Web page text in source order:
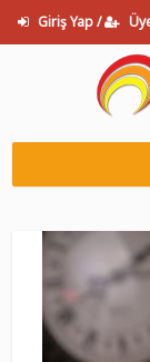
Giriş Yap /